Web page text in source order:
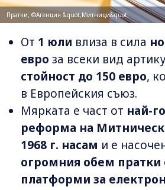
Пратки; ©Агенция &quot;Митници&quot;
От 1 юли влиза в сила
евро за всеки вид
стойност до 150 евро,
в Европейския съюз.
Мярката е част от най-
реформа на
1968 г. насам и е
огромния обем пратки
платформи за